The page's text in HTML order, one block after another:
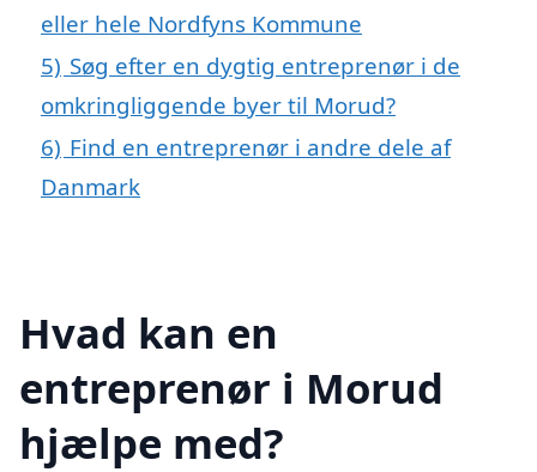
eller hele Nordfyns Kommune
5) Søg efter en dygtig entreprenør i de
omkringliggende byer til Morud?
6) Find en entreprenør i andre dele af
Danmark
Hvad kan en
entreprenør i Morud
hjælpe med?